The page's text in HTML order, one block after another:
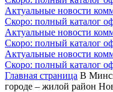
Актуальные новости
Скоро: полный каталог
Актуальные новости
Скоро: полный каталог
Актуальные новости
Скоро: полный каталог
Главная страница В
городе – жилой район